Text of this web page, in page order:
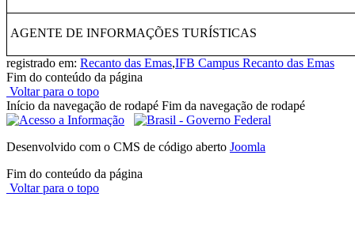
AGENTE DE INFORMAÇÕES TURÍSTICAS
registrado em: Recanto das Emas,IFB Campus Recanto das Emas
Fim do conteúdo da página
Voltar para o topo
Início da navegação de rodapé Fim da navegação de rodapé
Desenvolvido com o CMS de código aberto Joomla
Fim do conteúdo da página
Voltar para o topo